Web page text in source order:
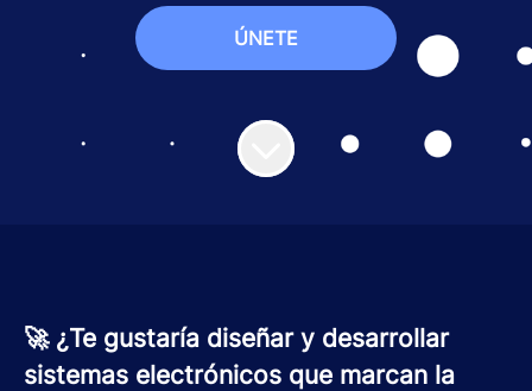
ÚNETE
🚀 ¿Te gustaría diseñar y desarrollar
sistemas electrónicos que marcan la